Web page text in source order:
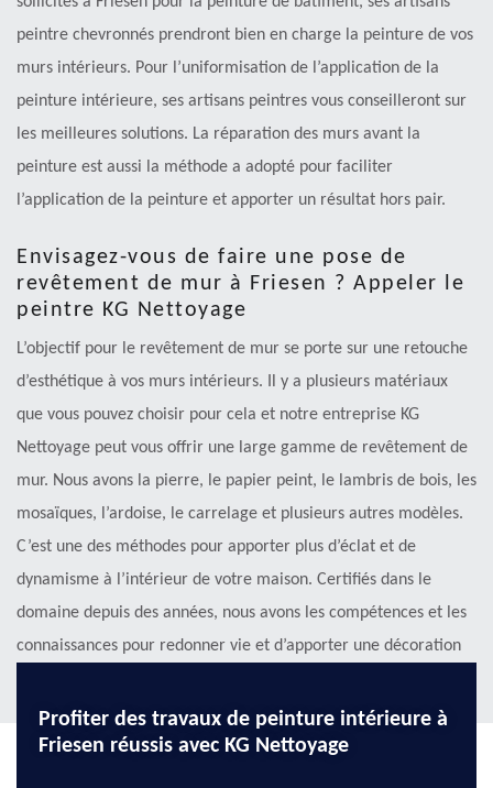
peintre chevronnés prendront bien en charge la peinture de vos
murs intérieurs. Pour l’uniformisation de l’application de la
peinture intérieure, ses artisans peintres vous conseilleront sur
les meilleures solutions. La réparation des murs avant la
peinture est aussi la méthode a adopté pour faciliter
l’application de la peinture et apporter un résultat hors pair.
Envisagez-vous de faire une pose de
revêtement de mur à Friesen ? Appeler le
peintre KG Nettoyage
L’objectif pour le revêtement de mur se porte sur une retouche
d’esthétique à vos murs intérieurs. Il y a plusieurs matériaux
que vous pouvez choisir pour cela et notre entreprise KG
Nettoyage peut vous offrir une large gamme de revêtement de
mur. Nous avons la pierre, le papier peint, le lambris de bois, les
mosaïques, l’ardoise, le carrelage et plusieurs autres modèles.
C’est une des méthodes pour apporter plus d’éclat et de
dynamisme à l’intérieur de votre maison. Certifiés dans le
domaine depuis des années, nous avons les compétences et les
connaissances pour redonner vie et d’apporter une décoration
Profiter des travaux de peinture intérieure à
Friesen réussis avec KG Nettoyage